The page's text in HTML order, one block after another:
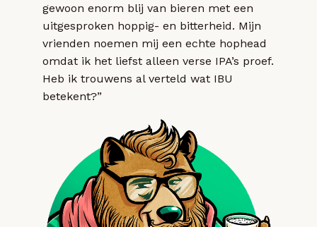
gewoon enorm blij van bieren met een
uitgesproken hoppig- en bitterheid. Mijn
vrienden noemen mij een echte hophead
omdat ik het liefst alleen verse IPA’s proef.
Heb ik trouwens al verteld wat IBU
betekent?”